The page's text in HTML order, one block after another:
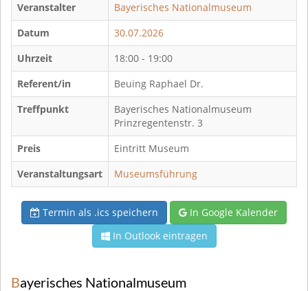
Veranstalter
Bayerisches Nationalmuseum
Datum
30.07.2026
Uhrzeit
18:00 - 19:00
Referent/in
Beuing Raphael Dr.
Treffpunkt
Bayerisches Nationalmuseum
Prinzregentenstr. 3
Preis
Eintritt Museum
Veranstaltungsart
Museumsführung
Termin als .ics speichern
In Google Kalender
In Outlook eintragen
Bayerisches Nationalmuseum